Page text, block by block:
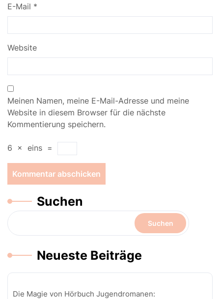
E-Mail *
Website
Meinen Namen, meine E-Mail-Adresse und meine
Website in diesem Browser für die nächste
Kommentierung speichern.
6 × eins =
Suchen
Suchen
Neueste Beiträge
Die Magie von Hörbuch Jugendromanen: